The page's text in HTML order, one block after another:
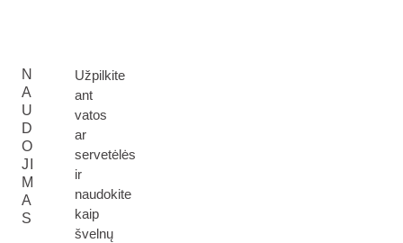
N
A
U
D
O
JI
M
A
S
Užpilkite
ant
vatos
ar
servetėlės
ir
naudokite
kaip
švelnų